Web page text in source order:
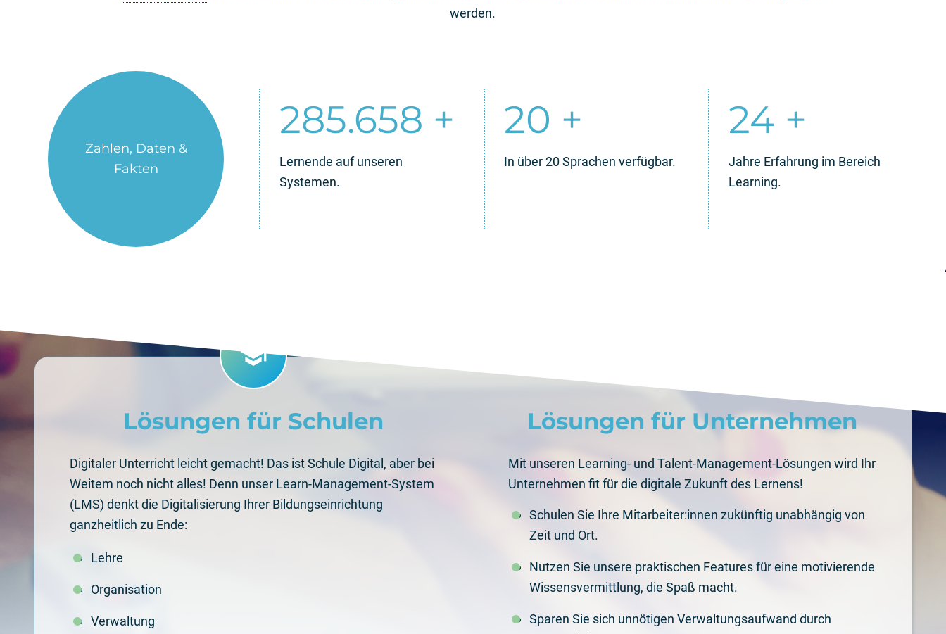
werden.
Zahlen, Daten &
Fakten
300.000
+
20 +
In über 20 Sprachen verfügbar.
25 +
Jahre Erfahrung im Bereich
Learning.
school
Lösungen für Schulen
Digitaler Unterricht leicht gemacht! Das ist Schule Digital, aber bei
Weitem noch nicht alles! Denn unser Learn-Management-System
(LMS) denkt die Digitalisierung Ihrer Bildungseinrichtung
ganzheitlich zu Ende:
Lehre
Organisation
Verwaltung
Lösungen für Unternehmen
Mit unseren Learning- und Talent-Management-Lösungen wird Ihr
Unternehmen fit für die digitale Zukunft des Lernens!
Schulen Sie Ihre Mitarbeiter:innen zukünftig unabhängig von
Zeit und Ort.
Nutzen Sie unsere praktischen Features für eine motivierende
Wissensvermittlung, die Spaß macht.
Sparen Sie sich unnötigen Verwaltungsaufwand durch